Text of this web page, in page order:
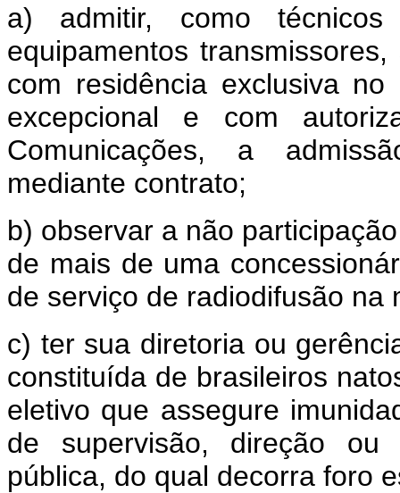
a) admitir, como
equipamentos
com residência exclusiva
excepcional e com
Comunicações, a
mediante contrato;
b) observar a não
de mais de uma
de serviço de radiodifusão na
c) ter sua diretoria ou
constituída de brasileiros
eletivo que assegure
de supervisão, direção ou
pública, do qual decorra foro